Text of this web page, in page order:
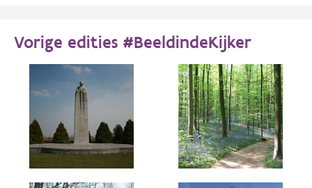
Vorige edities #BeeldindeKijker